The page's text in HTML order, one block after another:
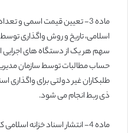
ماده 3- تعیین قیمت اسمی و
اسلامی، تاریخ و روش واگذاری توسط
سهم هر یک از دستگاه های اجرایی
حساب مطالبات توسط سازمان
طلبکاران غیر دولتی برای واگذاری
ذی ربط انجام می شود.
ماده 4- انتشار اسناد خزانه